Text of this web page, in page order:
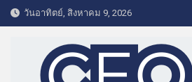
k
วันอาทิตย์, สิงหาคม 9, 2026